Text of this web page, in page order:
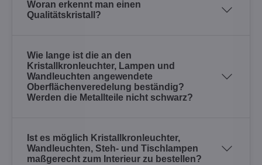
Woran erkennt man einen
Qualitätskristall?
Wie lange ist die an den
Kristallkronleuchter, Lampen und
Wandleuchten angewendete
Oberflächenveredelung beständig?
Werden die Metallteile nicht schwarz?
Ist es möglich Kristallkronleuchter,
Wandleuchten, Steh- und Tischlampen
maßgerecht zum Interieur zu bestellen?